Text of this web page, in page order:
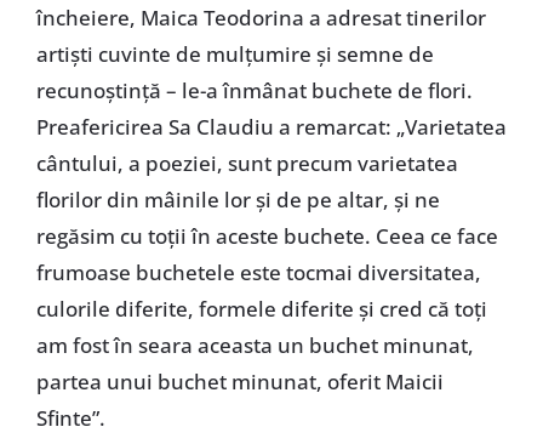
încheiere, Maica Teodorina a adresat tinerilor
artiști cuvinte de mulțumire și semne de
recunoștință – le-a înmânat buchete de flori.
Preafericirea Sa Claudiu a remarcat: „Varietatea
cântului, a poeziei, sunt precum varietatea
florilor din mâinile lor și de pe altar, și ne
regăsim cu toții în aceste buchete. Ceea ce face
frumoase buchetele este tocmai diversitatea,
culorile diferite, formele diferite și cred că toți
am fost în seara aceasta un buchet minunat,
partea unui buchet minunat, oferit Maicii
Sfinte”.